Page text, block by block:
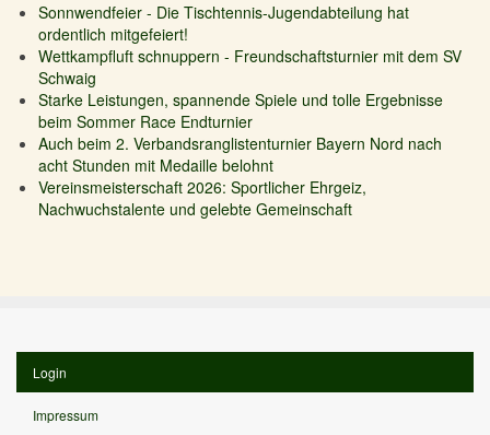
Sonnwendfeier - Die Tischtennis-Jugendabteilung hat
ordentlich mitgefeiert!
Wettkampfluft schnuppern - Freundschaftsturnier mit dem SV
Schwaig
Starke Leistungen, spannende Spiele und tolle Ergebnisse
beim Sommer Race Endturnier
Auch beim 2. Verbandsranglistenturnier Bayern Nord nach
acht Stunden mit Medaille belohnt
Vereinsmeisterschaft 2026: Sportlicher Ehrgeiz,
Nachwuchstalente und gelebte Gemeinschaft
Login
Impressum